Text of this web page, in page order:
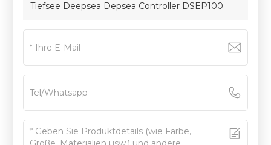
Tiefsee Deepsea Depsea Controller DSEP100